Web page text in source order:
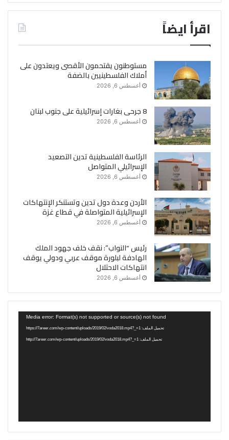
اقرأ ايضاً
مستوطنون يقتحمون الأقصى ويعتدون على
أملاك الفلسطينيين بالضفة
أغسطس 6, 2026
8 جرحى بغارات إسرائيلية على جنوب لبنان
أغسطس 6, 2026
الرئاسة الفلسطينية تدين التصعيد
الإسرائيلي المتواصل
أغسطس 6, 2026
الأردن وعدة دول تدين وتستنكر الإنتهاكات
الإسرائيلية المتواصلة في قطاع غزة
أغسطس 6, 2026
رئيس “النواب”: نقف خلف جهود الملك
الهادفة لبلورة موقف عربي ودولي يوقف
انتهاكات الاحتلال
أغسطس 6, 2026
Media error: Format(s) not supported or source(s) not found
تحميل الملف: https://7areer.com/wp-content/uploads/2019/02/voda2018.mp4?_=1
تحميل الملف: http://7areer.com/wp-content/uploads/2019/02/voda2018.mp4?_=1